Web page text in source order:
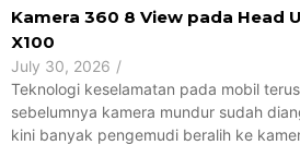
Kamera 360 8 View pada Head
X100
July 30, 2026 /
Teknologi keselamatan pada mobil
sebelumnya kamera mundur sudah
kini banyak pengemudi beralih ke